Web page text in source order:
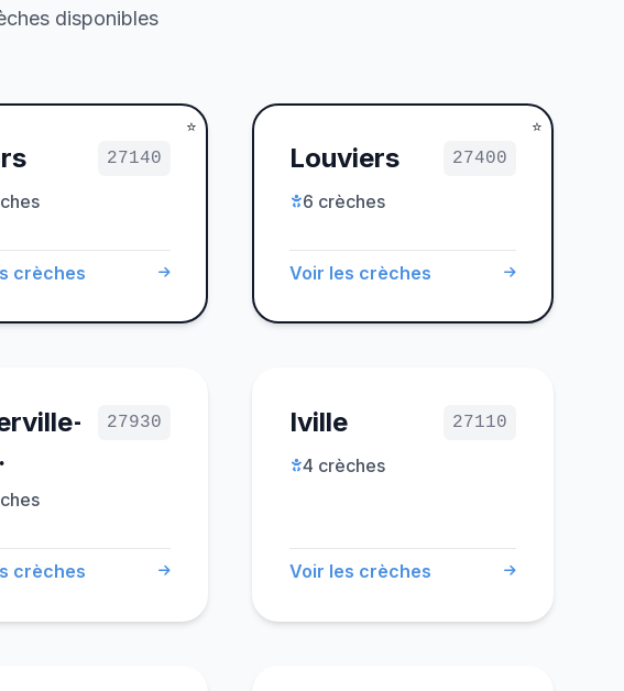
disponibles
27140
crèches
Louviers 27400
6 crèches
Voir les crèches
27930
crèches
Iville 27110
4 crèches
Voir les crèches